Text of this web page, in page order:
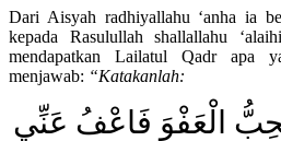
Dari Aisyah radhiyallahu ‘anha ia
kepada Rasulullah shallallahu
mendapatkan Lailatul Qadr apa
menjawab: “Katakanlah:
الْعَفْوَ فَاعْفُ عَنِّي